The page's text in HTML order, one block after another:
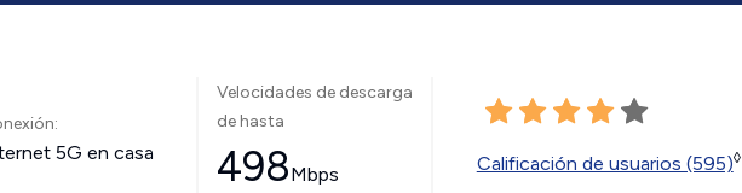
5G en casa
Velocidades de descarga
de hasta
498Mbps Calificación de usuarios (595)◊